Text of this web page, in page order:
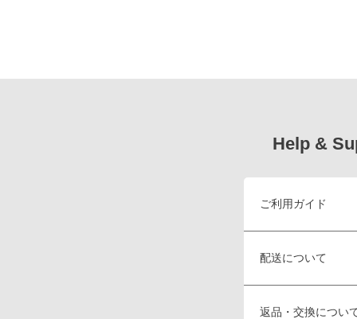
Help &
ご利用ガイド
配送について
返品・交換につい